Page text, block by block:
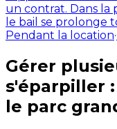
un contrat. Dans la
le bail se prolonge
Pendant la location·
Gérer
s'éparpiller
le parc